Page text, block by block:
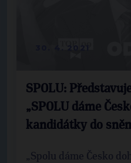
SPOLU:
„SPOLU dáme
kandidátky do
„Spolu dáme Česko